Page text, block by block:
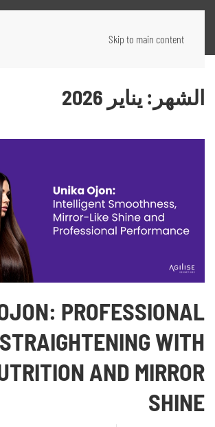
Skip to main content
الشهر: يناير 2026
PROFESSIONAL
WITH
AND MIRROR
SHINE